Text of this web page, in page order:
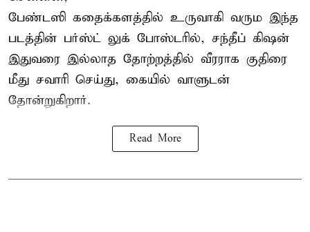
பேண்டஸி கதைக்களத்தில் உருவாகி வரும இந்த
படத்தின் பர்ஸ்ட் லுக் போஸ்டரில், சந்தீப் கிஷன்
இதுவரை இல்லாத தோற்றத்தில் வீரராக குதிரை
மீது சவாரி செய்து, கையில் வாளுடன்
தோன்றுகிறார்.
Read More